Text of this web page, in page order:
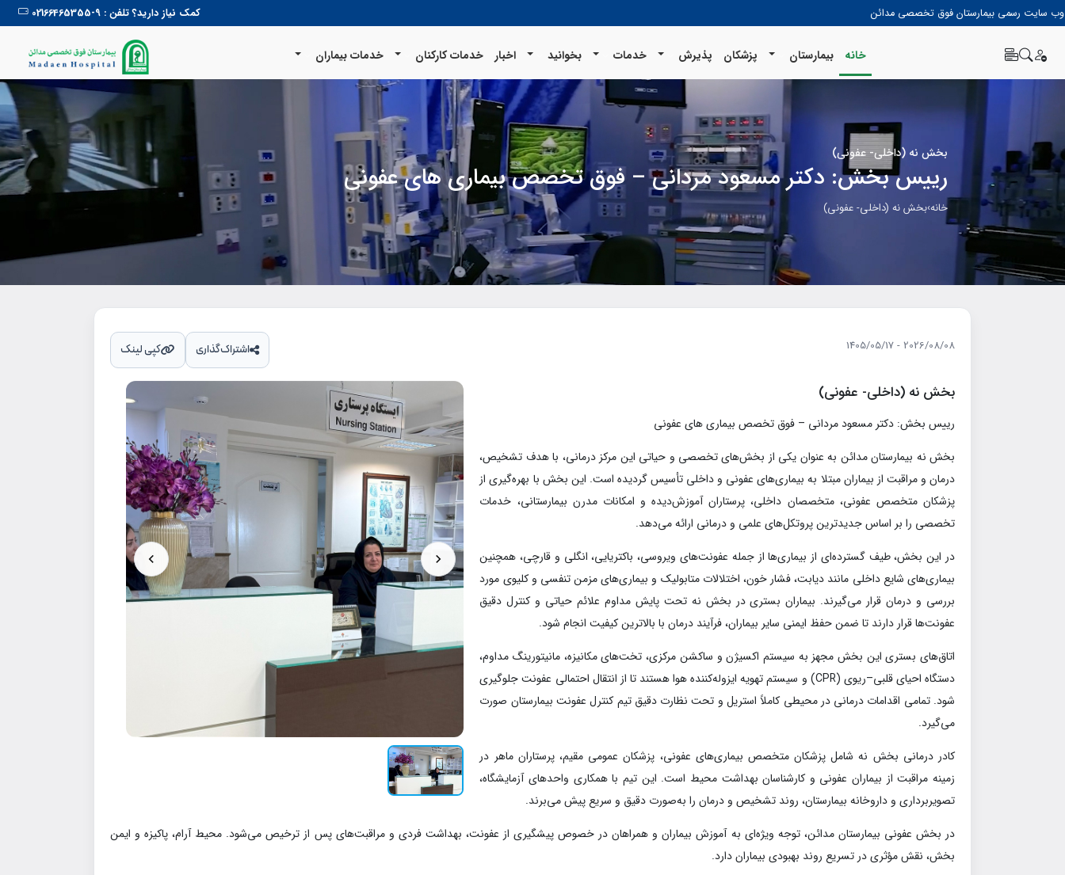
کمک نیاز دارید؟ تلفن : 9-02166465355 وب سایت رسمی بیمارستان فوق تخصصی مدائن
خانه بیمارستان پزشکان پذیرش خدمات بخوانید اخبار خدمات کارکنان خدمات بیماران
بخش نه (داخلي- عفوني)
رييس بخش: دكتر مسعود مرداني – فوق تخصص بيماري هاي عفوني
خانه›بخش نه (داخلي- عفوني)
2026/08/08 - 1405/05/17 اشتراک‌گذاری کپی لینک
بخش نه (داخلي- عفوني)
رييس بخش: دكتر مسعود مرداني – فوق تخصص بيماري هاي عفوني
بخش نه بیمارستان مدائن به عنوان یکی از بخش‌های تخصصی و حیاتی این مرکز درمانی، با هدف تشخیص،
درمان و مراقبت از بیماران مبتلا به بیماری‌های عفونی و داخلی تأسیس گردیده است. این بخش با بهره‌گیری از
پزشکان متخصص عفونی، متخصصان داخلی، پرستاران آموزش‌دیده و امکانات مدرن بیمارستانی، خدمات
تخصصی را بر اساس جدیدترین پروتکل‌های علمی و درمانی ارائه می‌دهد.
در این بخش، طیف گسترده‌ای از بیماری‌ها از جمله عفونت‌های ویروسی، باکتریایی، انگلی و قارچی، همچنین
بیماری‌های شایع داخلی مانند دیابت، فشار خون، اختلالات متابولیک و بیماری‌های مزمن تنفسی و کلیوی مورد
بررسی و درمان قرار می‌گیرند. بیماران بستری در بخش نه تحت پایش مداوم علائم حیاتی و کنترل دقیق
عفونت‌ها قرار دارند تا ضمن حفظ ایمنی سایر بیماران، فرآیند درمان با بالاترین کیفیت انجام شود.
اتاق‌های بستری این بخش مجهز به سیستم اکسیژن و ساکشن مرکزی، تخت‌های مکانیزه، مانیتورینگ مداوم،
دستگاه احیای قلبی–ریوی (CPR) و سیستم تهویه ایزوله‌کننده هوا هستند تا از انتقال احتمالی عفونت جلوگیری
شود. تمامی اقدامات درمانی در محیطی کاملاً استریل و تحت نظارت دقیق تیم کنترل عفونت بیمارستان صورت
می‌گیرد.
کادر درمانی بخش نه شامل پزشکان متخصص بیماری‌های عفونی، پزشکان عمومی مقیم، پرستاران ماهر در
زمینه مراقبت از بیماران عفونی و کارشناسان بهداشت محیط است. این تیم با همکاری واحدهای آزمایشگاه،
تصویربرداری و داروخانه بیمارستان، روند تشخیص و درمان را به‌صورت دقیق و سریع پیش می‌برند.
در بخش عفونی بیمارستان مدائن، توجه ویژه‌ای به آموزش بیماران و همراهان در خصوص پیشگیری از عفونت، بهداشت فردی و مراقبت‌های پس از ترخیص می‌شود. محیط آرام، پاکیزه و ایمن
بخش، نقش مؤثری در تسریع روند بهبودی بیماران دارد.